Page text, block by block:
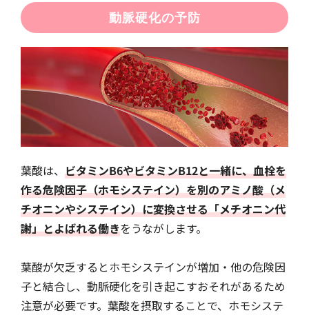
動脈硬化の予防
葉酸は、 ビタミンB6やビタミンB12と一緒に、血栓を
作る危険因子（ホモシステイン）を別のアミノ酸（メ
チオニンやシステイン）に変換させる「メチオニン代
謝」とよばれる働きをうながします。
葉酸が欠乏するとホモシステインが増加・他の危険因
子と結合し、動脈硬化を引き起こすおそれがあるため
注意が必要です。葉酸を摂取することで、ホモシステ